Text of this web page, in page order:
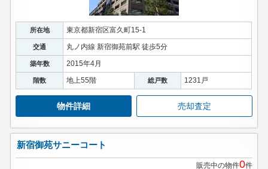
所在地 東京都新宿区富久町15-1
交通 丸ノ内線 新宿御苑前駅 徒歩5分
築年数 2015年4月
階数 地上55階 総戸数 1231戸
物件詳細 売却査定
新宿御苑サニーコート
販売中の物件0件